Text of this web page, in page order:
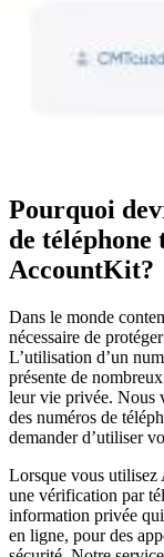
Pourquoi
de
AccountKit?
Dans le monde
nécessaire de
L’utilisation d’un
présente de
leur vie privée. Nous
des numéros de
demander d’utiliser
Lorsque vous
une vérification par
information privée
en ligne, pour des